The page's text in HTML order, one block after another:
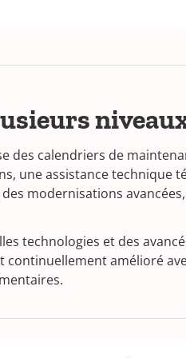
des calendriers de
une assistance technique
modernisations
technologies et des
continuellement amélioré